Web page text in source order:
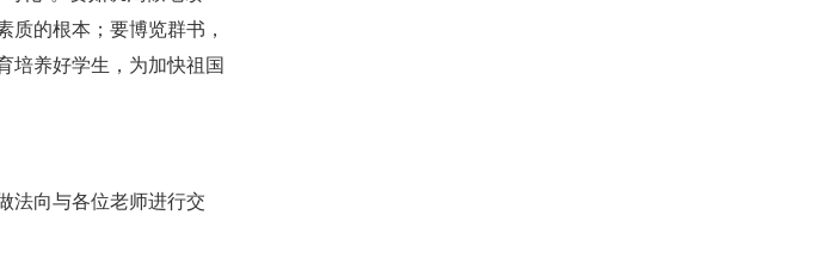
的根本；要博览群书，
培养好学生，为加快祖国
法向与各位老师进行交